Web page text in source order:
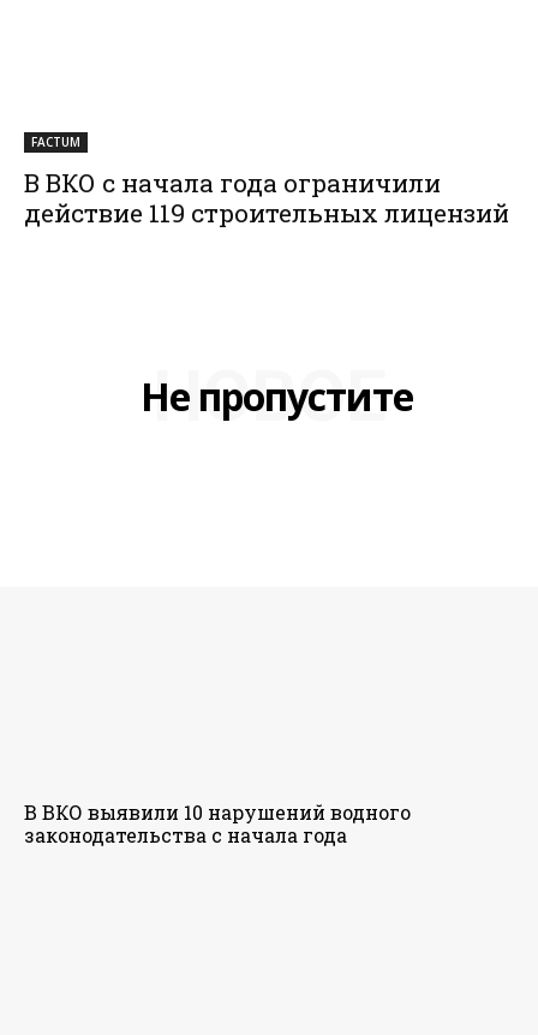
FACTUM
В ВКО с начала года ограничили
действие 119 строительных лицензий
Не пропустите
НОВОЕ
В ВКО выявили 10 нарушений водного
законодательства с начала года